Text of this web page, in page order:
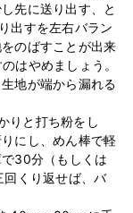
先に送り出す、と
出すを左右バラン
のばすことが出来
はやめましょう。
地が端から漏れる
りと打ち粉をし
にし、めん棒で軽
30分（もしくは
くり返せば、バ